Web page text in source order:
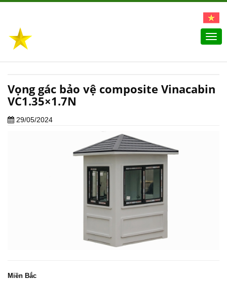
Vọng gác bảo vệ composite Vinacabin
VC1.35×1.7N
29/05/2024
Miền Bắc